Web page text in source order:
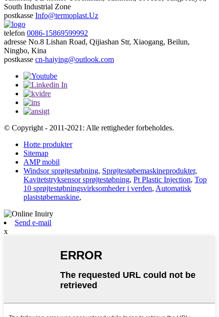
South Industrial Zone
postkasse Info@termoplast.Uz
telefon 0086-15869599992
adresse No.8 Lishan Road, Qijiashan Str, Xiaogang, Beilun,
Ningbo, Kina
postkasse cn-haiying@outlook.com
© Copyright - 2011-2021: Alle rettigheder forbeholdes.
Hotte produkter
Sitemap
AMP mobil
Windsor sprøjtestøbning, Sprøjtestøbemaskineprodukter,
Kavitetstryksensor sprøjtestøbning, Pt Plastic Injection, Top
10 sprøjtestøbningsvirksomheder i verden, Automatisk
plaststøbemaskine,
Send e-mail
x